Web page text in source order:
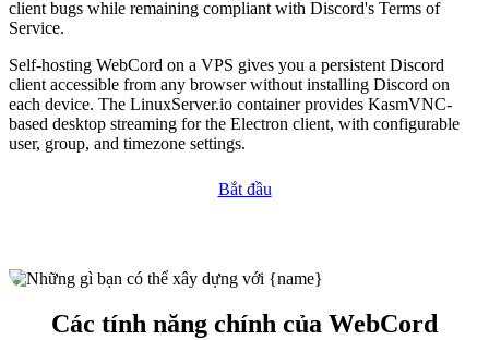
client bugs while remaining compliant with Discord's Terms of
Service.
Self-hosting WebCord on a VPS gives you a persistent Discord
client accessible from any browser without installing Discord on
each device. The LinuxServer.io container provides KasmVNC-
based desktop streaming for the Electron client, with configurable
user, group, and timezone settings.
Bắt đầu
Các tính năng chính của WebCord